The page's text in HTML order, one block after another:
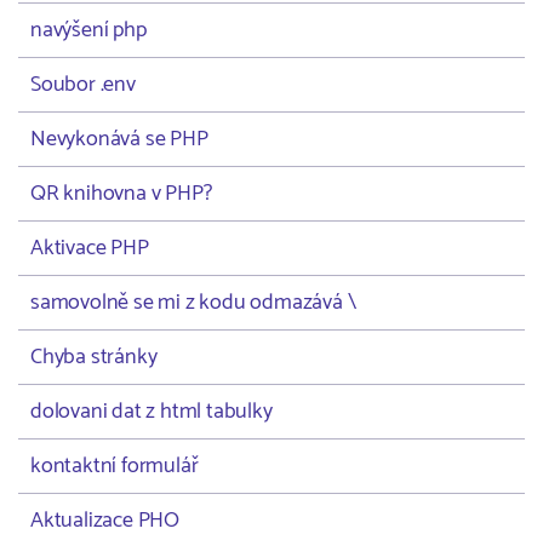
navýšení php
Soubor .env
Nevykonává se PHP
QR knihovna v PHP?
Aktivace PHP
samovolně se mi z kodu odmazává \
Chyba stránky
dolovani dat z html tabulky
kontaktní formulář
Aktualizace PHO